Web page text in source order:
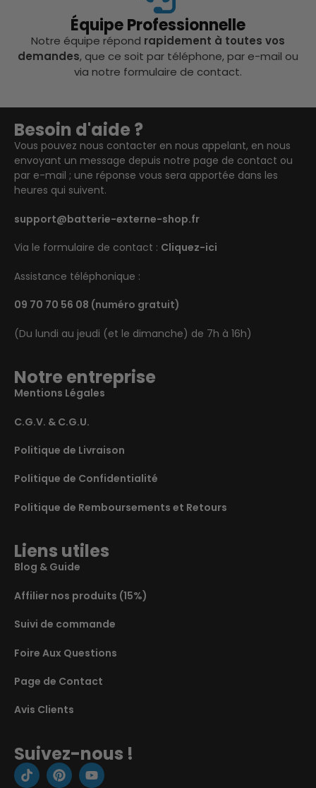
Équipe Professionnelle
Notre équipe répond rapidement à toutes vos
demandes, que ce soit par téléphone, par e-mail ou
via notre formulaire de contact.
Besoin d'aide ?
Vous pouvez nous contacter en nous appelant, en nous
envoyant un message depuis notre page de contact ou
par e-mail ; une réponse vous sera apportée dans les
heures qui suivent.
support@batterie-externe-shop.fr
Via le formulaire de contact : Cliquez-ici
Assistance téléphonique :
09 70 70 56 08 (numéro gratuit)
(Du lundi au jeudi (et le dimanche) de 7h à 16h)
Notre entreprise
Mentions Légales
C.G.V. & C.G.U.
Politique de Livraison
Politique de Confidentialité
Politique de Remboursements et Retours
Liens utiles
Blog & Guide
Affilier nos produits (15%)
Suivi de commande
Foire Aux Questions
Page de Contact
Avis Clients
Suivez-nous !